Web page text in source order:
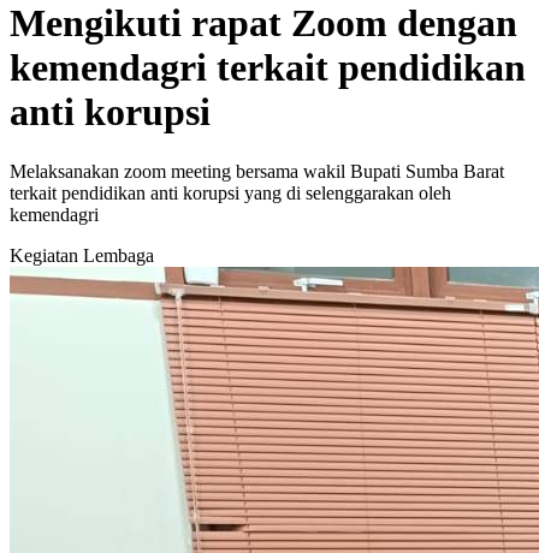
Mengikuti rapat Zoom dengan
kemendagri terkait pendidikan
anti korupsi
Melaksanakan zoom meeting bersama wakil Bupati Sumba Barat
terkait pendidikan anti korupsi yang di selenggarakan oleh
kemendagri
Kegiatan Lembaga